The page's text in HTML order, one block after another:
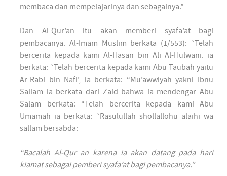
membaca dan mempelajarinya dan sebagainya.”
Dan Al-Qur’an itu akan memberi syafa’at bagi
pembacanya. Al-Imam Muslim berkata (1/553): “Telah
bercerita kepada kami Al-Hasan bin Ali Al-Hulwani. ia
berkata: “Telah bercerita kepada kami Abu Taubah yaitu
Ar-Rabi bin Nafi’, ia berkata: “Mu’awwiyah yakni Ibnu
Sallam ia berkata dari Zaid bahwa ia mendengar Abu
Salam berkata: “Telah bercerita kepada kami Abu
Umamah ia berkata: “Rasulullah shollallohu alaihi wa
sallam bersabda:
“Bacalah Al-Qur an karena ia akan datang pada hari
kiamat sebagai pemberi syafa’at bagi pembacanya.”